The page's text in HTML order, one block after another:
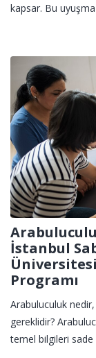
kapsar. Bu
İstanbul
Programı
Arabuluculuk
gereklidir?
temel bilgileri sade